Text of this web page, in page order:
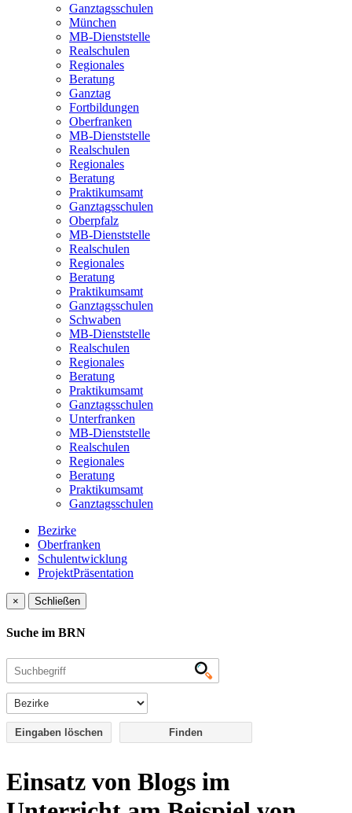
Ganztagsschulen
München
MB-Dienststelle
Realschulen
Regionales
Beratung
Ganztag
Fortbildungen
Oberfranken
MB-Dienststelle
Realschulen
Regionales
Beratung
Praktikumsamt
Ganztagsschulen
Oberpfalz
MB-Dienststelle
Realschulen
Regionales
Beratung
Praktikumsamt
Ganztagsschulen
Schwaben
MB-Dienststelle
Realschulen
Regionales
Beratung
Praktikumsamt
Ganztagsschulen
Unterfranken
MB-Dienststelle
Realschulen
Regionales
Beratung
Praktikumsamt
Ganztagsschulen
Bezirke
Oberfranken
Schulentwicklung
ProjektPräsentation
× Schließen
Suche im BRN
Eingaben löschen
Einsatz von Blogs im